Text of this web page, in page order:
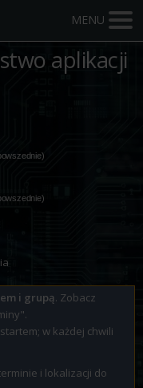
MENU
aplikacji
i grupą. Zobacz
w każdej chwili
i lokalizacji do